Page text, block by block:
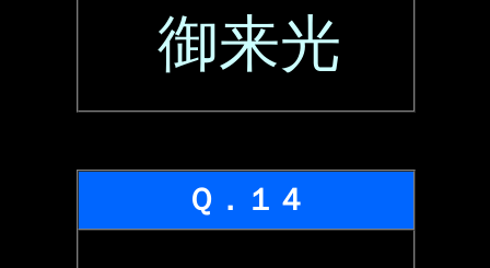
御来光
Ｑ．１４